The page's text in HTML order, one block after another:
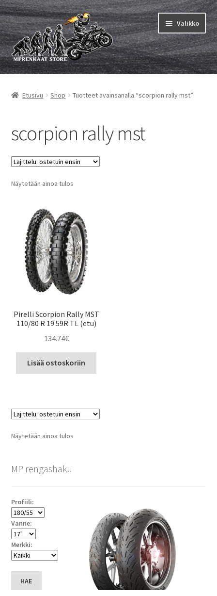
Siirry
navigointiin
Siirry
sisältöön
Valikko
MP renkaat
tason
Sisärenkaat ja nauhat
Rengasmerkit
Etusivu Shop Tuotteet avainsanalla “scorpion rally mst”
scorpion rally mst
Näytetään ainoa tulos
Pirelli Scorpion Rally MST
110/80 R 19 59R TL (etu)
134.74€
Lisää ostoskoriin
Näytetään ainoa tulos
MP rengashaku
Profiili:
Vanne:
Merkki:
HAE